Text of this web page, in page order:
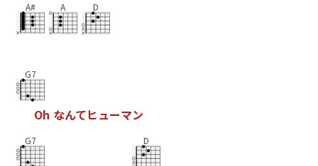
A# A D
G7
Oh なんてヒューマン
G7 D